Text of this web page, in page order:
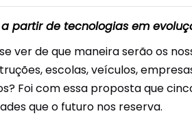
partir de tecnologias em
ver de que maneira serão os
escolas, veículos,
Foi com essa proposta que
que o futuro nos reserva.